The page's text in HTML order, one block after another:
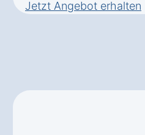
Jetzt Angebot erhalten